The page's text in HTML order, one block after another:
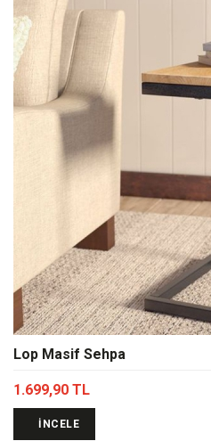
Lop Masif Sehpa
1.699,90 TL
İNCELE